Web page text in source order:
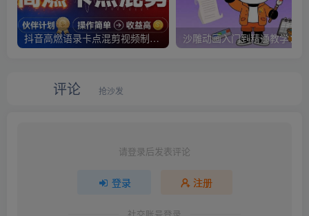
抖音高燃语录卡点混剪视频制作教学，伙伴计划精选独家赛道，操作简单上手快，收益高
评论 抢沙发
请登录后发表评论
登录 注册